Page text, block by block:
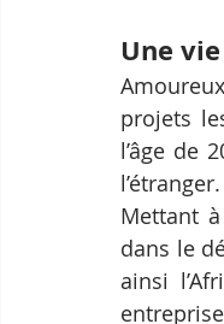
Une
projets
l’âge de
l’étranger.
Mettant
dans le
ainsi